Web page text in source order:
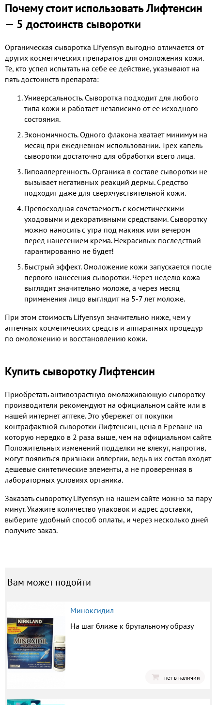
Почему стоит использовать Лифтенсин
— 5 достоинств сыворотки
Органическая сыворотка Lifyensyn выгодно отличается от
других косметических препаратов для омоложения кожи.
Те, кто успел испытать на себе ее действие, указывают на
пять достоинств препарата:
Универсальность. Сыворотка подходит для любого
типа кожи и работает независимо от ее исходного
состояния.
Экономичность. Одного флакона хватает минимум на
месяц при ежедневном использовании. Трех капель
сыворотки достаточно для обработки всего лица.
Гипоаллергенность. Органика в составе сыворотки не
вызывает негативных реакций дермы. Средство
подходит даже для сверхчувствительной кожи.
Превосходная сочетаемость с косметическими
уходовыми и декоративными средствами. Сыворотку
можно наносить с утра под макияж или вечером
перед нанесением крема. Некрасивых последствий
гарантированно не будет!
Быстрый эффект. Омоложение кожи запускается после
первого нанесения сыворотки. Через неделю кожа
выглядит значительно моложе, а через месяц
применения лицо выглядит на 5-7 лет моложе.
При этом стоимость Lifyensyn значительно ниже, чем у
аптечных косметических средств и аппаратных процедур
по омоложению и восстановлению кожи.
Купить сыворотку Лифтенсин
Приобретать антивозрастную омолаживающую сыворотку
производители рекомендуют на официальном сайте или в
нашей интернет аптеке. Это убережет от покупки
контрафактной сыворотки Лифтенсин, цена в Ереване на
которую нередко в 2 раза выше, чем на официальном сайте.
Положительных изменений подделки не влекут, напротив,
могут появиться признаки аллергии, ведь в их состав входят
дешевые синтетические элементы, а не проверенная в
лабораторных условиях органика.
Заказать сыворотку Lifyensyn на нашем сайте можно за пару
минут. Укажите количество упаковок и адрес доставки,
выберите удобный способ оплаты, и через несколько дней
получите заказ.
Вам может подойти
Миноксидил
На шаг ближе к брутальному образу
нет в наличии